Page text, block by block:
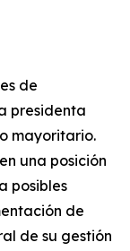
de
presidenta
mayoritario.
una posición
posibles
de
de su gestión